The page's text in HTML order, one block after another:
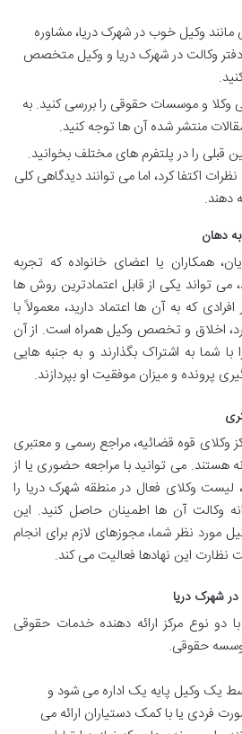
مانند وکیل خوب در شهرک دریا، مشاوره
وکالت در شهرک دریا و وکیل متخصص
و موسسات حقوقی را بررسی کنید. به
منتشر شده آن ها توجه کنید.
قبلی را در پلتفرم های مختلف بخوانید.
نظرات اکتفا کرد، اما می توانند دیدگاهی کلی
دهند.
دهان
همکاران یا اعضای خانواده که تجربه
می تواند یکی از قابل اعتمادترین روش ها
که به آن ها اعتماد دارید، معمولاً با
اخلاق و تخصص وکیل همراه است. از آن
شما به اشتراک بگذارند و به جنبه هایی
پرونده و میزان موفقیت او بپردازند.
وکلای قوه قضائیه، مراجع رسمی و معتبری
هستند. می توانید با مراجعه حضوری یا از
وکلای فعال در منطقه شهرک دریا را
وکالت آن ها اطمینان حاصل کنید. این
نظر شما، مجوزهای لازم برای انجام
نظارت این نهادها فعالیت می کند.
شهرک دریا
دو نوع مرکز ارائه دهنده خدمات حقوقی
حقوقی.
یک وکیل پایه یک اداره می شود و
فردی یا با کمک دستیاران ارائه می